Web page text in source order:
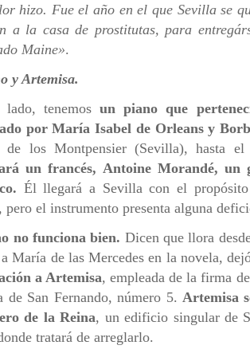
hizo. Fue el año en el que Sevilla se
a la casa de prostitutas, para
Maine».
y Artemisa.
lado, tenemosun piano que
por María Isabel de Orleans y
de los Montpensier (Sevilla), hasta
un francés, Antoine Morandé,
Él llegará a Sevilla con el
pero el instrumento presenta alguna
no funciona bien. Dicen que llora
María de las Mercedes en la novela,
a Artemisa, empleada de la firma
de San Fernando, número 5. Artemisa
de la Reina, un edificio singular de
tratará de arreglarlo.